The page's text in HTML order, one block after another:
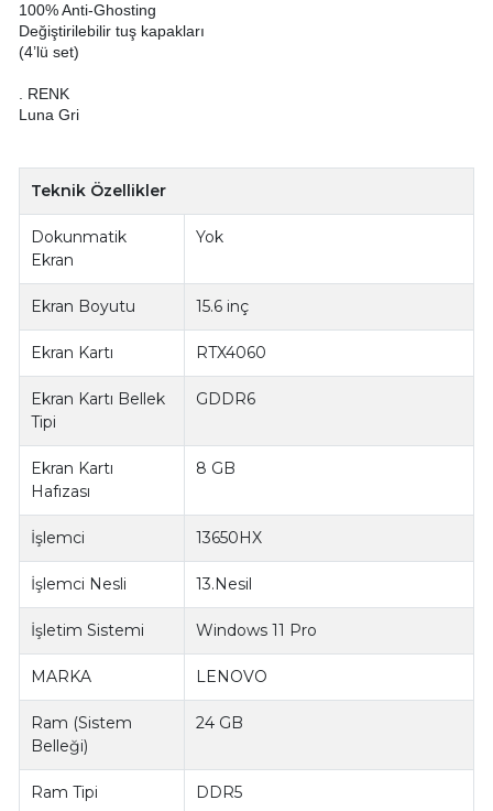
100% Anti-Ghosting
Değiştirilebilir tuş kapakları
(4’lü set)
. RENK
Luna Gri
Teknik Özellikler
Dokunmatik
Ekran
Yok
Ekran Boyutu 15.6 inç
Ekran Kartı RTX4060
Ekran Kartı Bellek
Tipi
GDDR6
Ekran Kartı
Hafızası
8 GB
İşlemci 13650HX
İşlemci Nesli 13.Nesil
İşletim Sistemi Windows 11 Pro
MARKA LENOVO
Ram (Sistem
Belleği)
24 GB
Ram Tipi DDR5